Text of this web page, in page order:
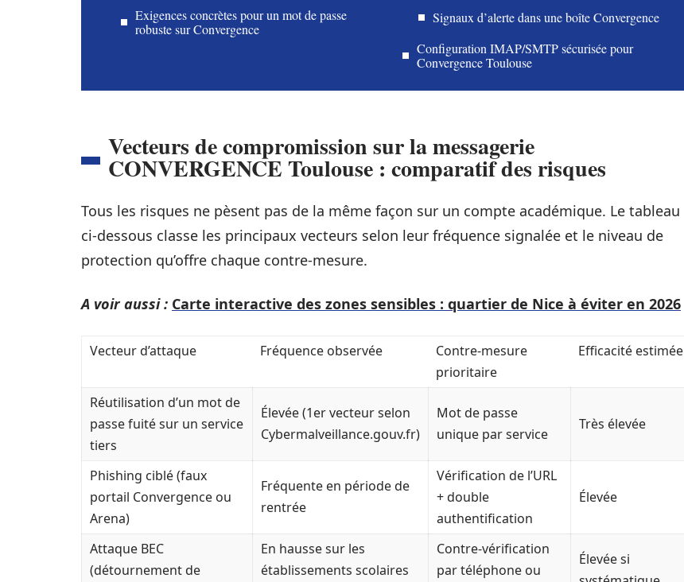
Exigences concrètes pour un mot de passe
robuste sur Convergence
Signaux d’alerte dans une boîte Convergence
Configuration IMAP/SMTP sécurisée pour
Convergence Toulouse
Vecteurs de compromission sur la messagerie
CONVERGENCE Toulouse : comparatif des risques
Tous les risques ne pèsent pas de la même façon sur un compte académique. Le tableau
ci-dessous classe les principaux vecteurs selon leur fréquence signalée et le niveau de
protection qu’offre chaque contre-mesure.
A voir aussi : Carte interactive des zones sensibles : quartier de Nice à éviter en 2026
Vecteur d’attaque Fréquence observée
Contre-mesure
prioritaire
Efficacité estimée
Réutilisation d’un mot de
passe fuité sur un service
tiers
Élevée (1er vecteur selon
Cybermalveillance.gouv.fr)
Mot de passe
unique par service
Très élevée
Phishing ciblé (faux
portail Convergence ou
Arena)
Fréquente en période de
rentrée
Vérification de l’URL
+ double
authentification
Élevée
Attaque BEC
(détournement de
En hausse sur les
établissements scolaires
Contre-vérification
par téléphone ou
Élevée si